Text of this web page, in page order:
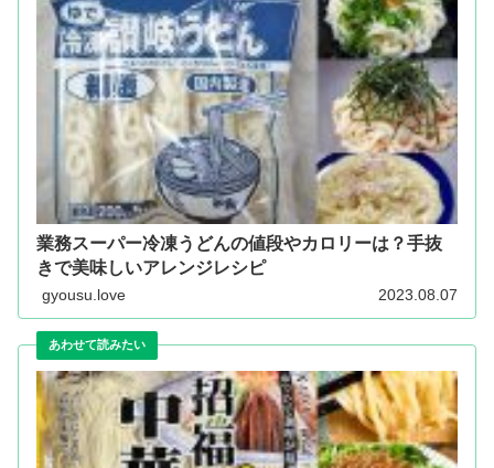
業務スーパー冷凍うどんの値段やカロリーは？手抜
きで美味しいアレンジレシピ
gyousu.love 2023.08.07